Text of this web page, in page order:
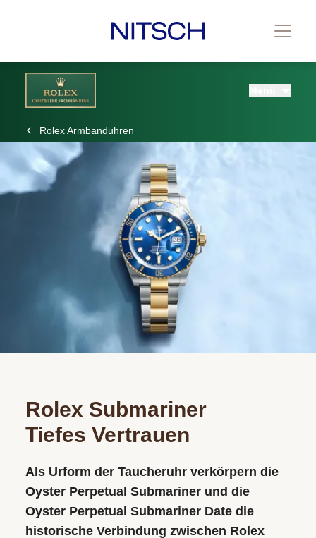
Rolex Armbanduhren
Rolex Submariner
Tiefes Vertrauen
Als Urform der Taucheruhr verkörpern die
Oyster Perpetual Submariner und die
Oyster Perpetual Submariner Date die
historische Verbindung zwischen Rolex